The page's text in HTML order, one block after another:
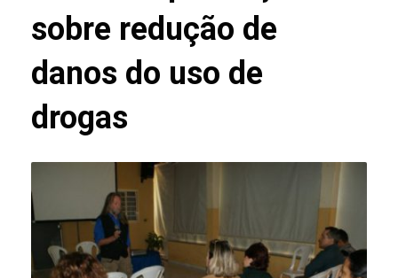
sobre redução de
danos do uso de
drogas